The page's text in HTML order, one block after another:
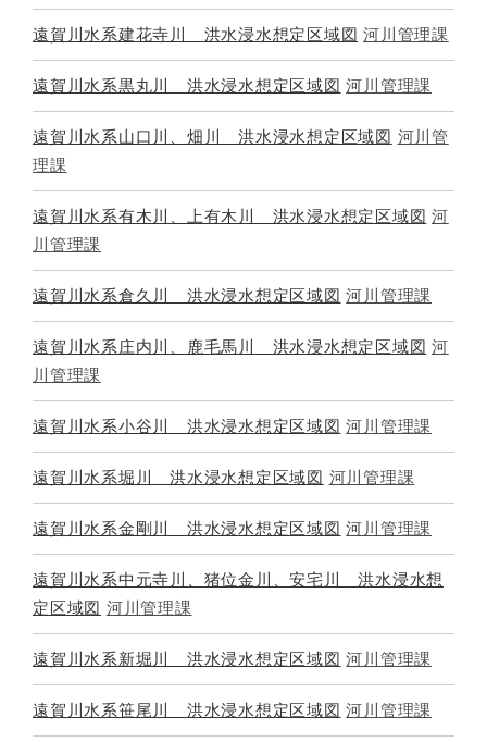
遠賀川水系建花寺川 洪水浸水想定区域図 河川管理課
遠賀川水系黒丸川 洪水浸水想定区域図 河川管理課
遠賀川水系山口川、畑川 洪水浸水想定区域図 河川管
理課
遠賀川水系有木川、上有木川 洪水浸水想定区域図 河
川管理課
遠賀川水系倉久川 洪水浸水想定区域図 河川管理課
遠賀川水系庄内川、鹿毛馬川 洪水浸水想定区域図 河
川管理課
遠賀川水系小谷川 洪水浸水想定区域図 河川管理課
遠賀川水系堀川 洪水浸水想定区域図 河川管理課
遠賀川水系金剛川 洪水浸水想定区域図 河川管理課
遠賀川水系中元寺川、猪位金川、安宅川 洪水浸水想
定区域図 河川管理課
遠賀川水系新堀川 洪水浸水想定区域図 河川管理課
遠賀川水系笹尾川 洪水浸水想定区域図 河川管理課